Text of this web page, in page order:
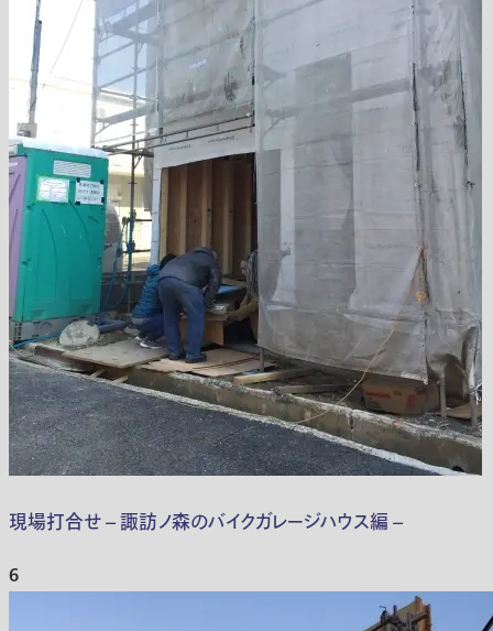
現場打合せ – 諏訪ノ森のバイクガレージハウス編 –
6